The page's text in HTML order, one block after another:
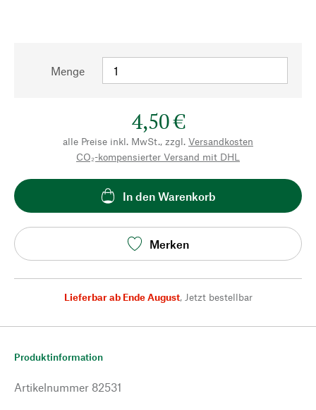
Menge
4,50 €
alle Preise inkl. MwSt., zzgl. Versandkosten
CO₂-kompensierter Versand mit DHL
In den Warenkorb
Merken
Lieferbar ab Ende August, Jetzt bestellbar
Produktinformation
Artikelnummer 82531